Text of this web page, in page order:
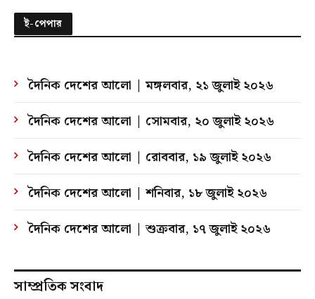
ই-পেপার
দৈনিক দেশের আলো | মঙ্গলবার, ২১ জুলাই ২০২৬
দৈনিক দেশের আলো | সোমবার, ২০ জুলাই ২০২৬
দৈনিক দেশের আলো | রোববার, ১৯ জুলাই ২০২৬
দৈনিক দেশের আলো | শনিবার, ১৮ জুলাই ২০২৬
দৈনিক দেশের আলো | শুক্রবার, ১৭ জুলাই ২০২৬
সাম্প্রতিক সংবাদ